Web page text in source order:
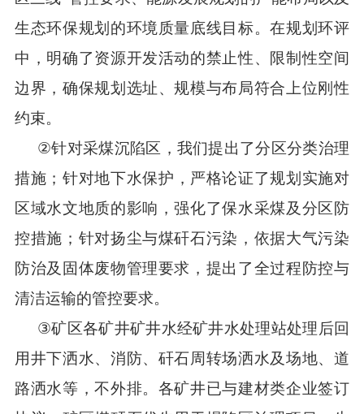
生态环保规划的环境质量底线目标。在规划环评
中，明确了资源开发活动的禁止性、限制性空间
边界，确保规划选址、规模与布局符合上位刚性
约束。
②针对采煤沉陷区，我们提出了分区分类治理
措施 ；针对地下水保护，严格论证了规划实施对
区域水文地质的影响，强化了保水采煤及分区防
控措施；针对扬尘与煤矸石污染，依据大气污染
防治及固体废物管理要求，提出了全过程防控与
清洁运输的管控要求。
③矿区各矿井矿井水经矿井水处理站处理后回
用井下洒水、消防、矸石周转场洒水及场地、道
路洒水等，不外排。各矿井已与建材类企业签订